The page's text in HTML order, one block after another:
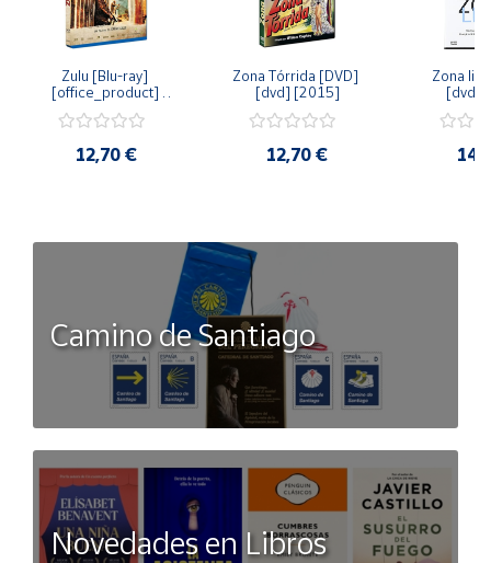
Zulu [Blu-ray]
[office_product]
12,70 €
Zona Tórrida [DVD]
[dvd] [2015]
12,70 €
Zona
[dvd]
Camino de Santiago
Novedades en Libros